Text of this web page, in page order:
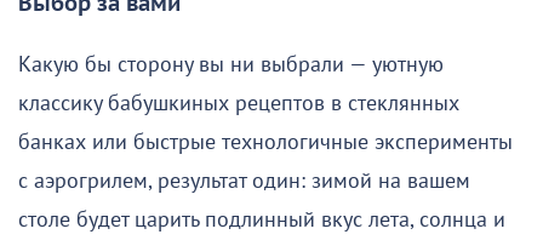
Какую бы сторону вы ни выбрали — уютную
классику бабушкиных рецептов в стеклянных
банках или быстрые технологичные эксперименты
с аэрогрилем, результат один: зимой на вашем
столе будет царить подлинный вкус лета, солнца и